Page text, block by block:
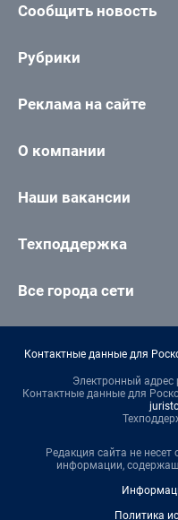
Сообщить новость
Рубрики
Реклама на сайте
О компании
Наши вакансии
Техподдержка
Все города сети
Контактные данные для
Электронный адрес
Контактные данные для
Редакция сайта не несет
информации,
Политика